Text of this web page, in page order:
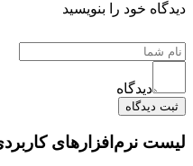
خود را بنویسید
دیدگاه
نرم‌افزارهای کاربردی